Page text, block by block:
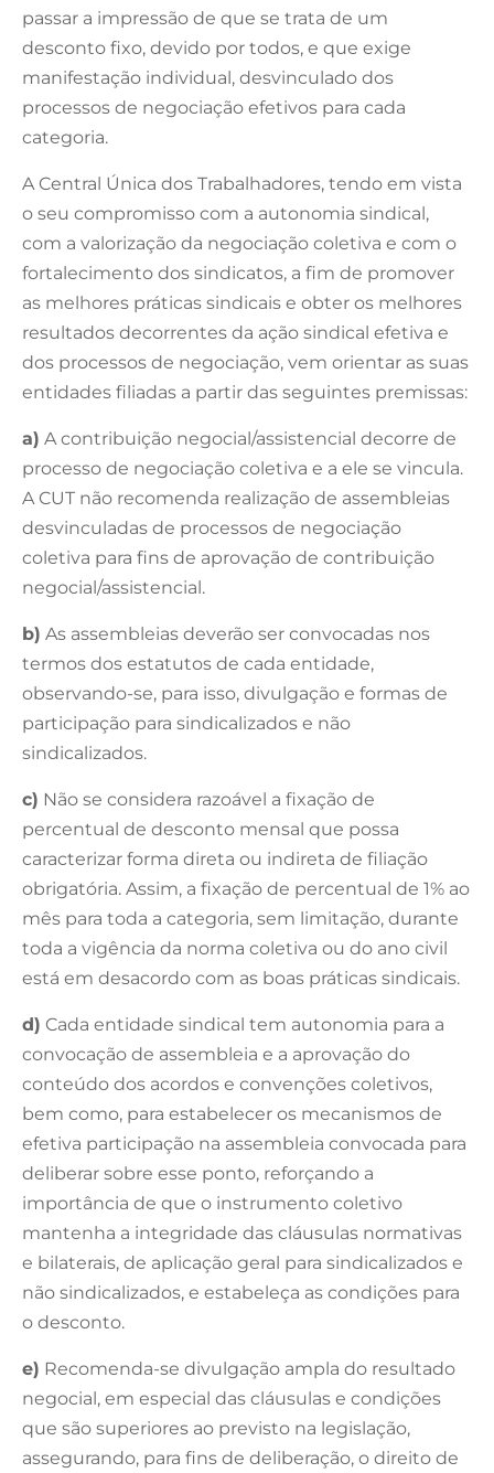
passar a impressão de que se trata de um
desconto fixo, devido por todos, e que exige
manifestação individual, desvinculado dos
processos de negociação efetivos para cada
categoria.
A Central Única dos Trabalhadores, tendo em vista
o seu compromisso com a autonomia sindical,
com a valorização da negociação coletiva e com o
fortalecimento dos sindicatos, a fim de promover
as melhores práticas sindicais e obter os melhores
resultados decorrentes da ação sindical efetiva e
dos processos de negociação, vem orientar as suas
entidades filiadas a partir das seguintes premissas:
a) A contribuição negocial/assistencial decorre de
processo de negociação coletiva e a ele se vincula.
A CUT não recomenda realização de assembleias
desvinculadas de processos de negociação
coletiva para fins de aprovação de contribuição
negocial/assistencial.
b) As assembleias deverão ser convocadas nos
termos dos estatutos de cada entidade,
observando-se, para isso, divulgação e formas de
participação para sindicalizados e não
sindicalizados.
c) Não se considera razoável a fixação de
percentual de desconto mensal que possa
caracterizar forma direta ou indireta de filiação
obrigatória. Assim, a fixação de percentual de 1% ao
mês para toda a categoria, sem limitação, durante
toda a vigência da norma coletiva ou do ano civil
está em desacordo com as boas práticas sindicais.
d) Cada entidade sindical tem autonomia para a
convocação de assembleia e a aprovação do
conteúdo dos acordos e convenções coletivos,
bem como, para estabelecer os mecanismos de
efetiva participação na assembleia convocada para
deliberar sobre esse ponto, reforçando a
importância de que o instrumento coletivo
mantenha a integridade das cláusulas normativas
e bilaterais, de aplicação geral para sindicalizados e
não sindicalizados, e estabeleça as condições para
o desconto.
e) Recomenda-se divulgação ampla do resultado
negocial, em especial das cláusulas e condições
que são superiores ao previsto na legislação,
assegurando, para fins de deliberação, o direito de